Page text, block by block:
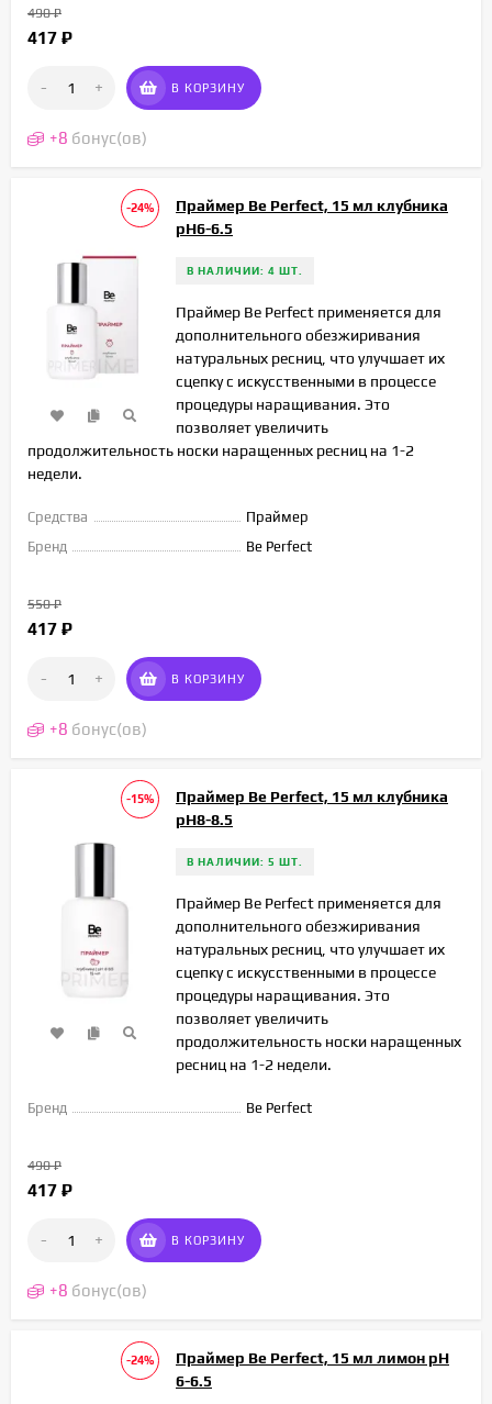
490₽
417 ₽
- + В КОРЗИНУ
+8 бонус(ов)
-24%
Праймер Be Perfect, 15 мл клубника
pH6-6.5
В НАЛИЧИИ: 4 ШТ.
Праймер Be Perfect применяется для
дополнительного обезжиривания
натуральных ресниц, что улучшает их
сцепку с искусственными в процессе
процедуры наращивания. Это
позволяет увеличить
продолжительность носки наращенных ресниц на 1-2
недели.
Средства
Праймер
Бренд
Be Perfect
550₽
417 ₽
- + В КОРЗИНУ
+8 бонус(ов)
-15%
Праймер Be Perfect, 15 мл клубника
pH8-8.5
В НАЛИЧИИ: 5 ШТ.
Праймер Be Perfect применяется для
дополнительного обезжиривания
натуральных ресниц, что улучшает их
сцепку с искусственными в процессе
процедуры наращивания. Это
позволяет увеличить
продолжительность носки наращенных
ресниц на 1-2 недели.
Бренд Be Perfect
490₽
417 ₽
- + В КОРЗИНУ
+8 бонус(ов)
-24%
Праймер Be Perfect, 15 мл лимон рН
6-6.5